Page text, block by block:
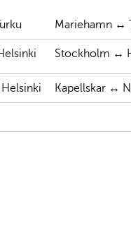
Mariehamn ↔
Stockholm ↔
Kapellskar ↔